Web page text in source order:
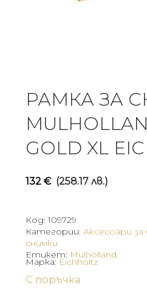
РАМКА ЗА
GOLD XL
132 € (258.17 лв.)
Код:109729
Категории: Аксесоари
снимки
Етикет: Mulholland
С поръчка
Марка: Eichholtz